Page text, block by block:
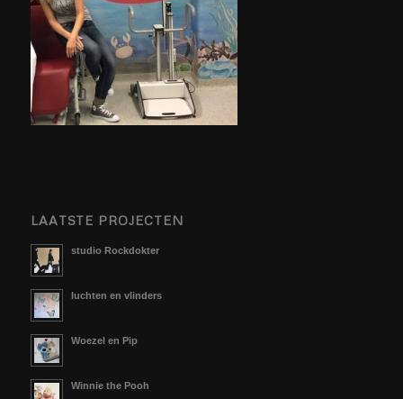
LAATSTE PROJECTEN
studio Rockdokter
luchten en vlinders
Woezel en Pip
Winnie the Pooh